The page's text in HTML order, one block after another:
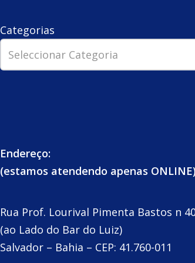
Categorias
Endereço:
(estamos atendendo apenas
Rua Prof. Lourival Pimenta Bastos n
(ao Lado do Bar do Luiz)
Salvador – Bahia – CEP: 41.760-011